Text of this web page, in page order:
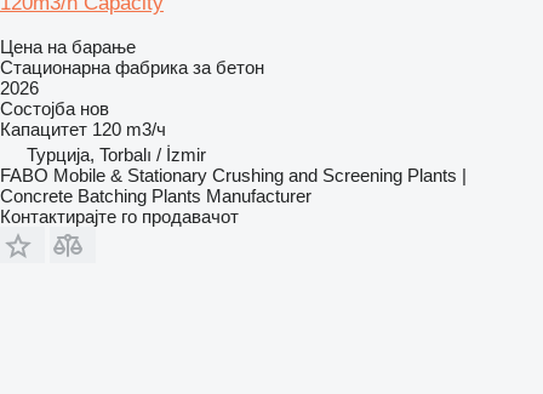
Цена на барање
Стационарна фабрика за бетон
2026
Состојба нов
Капацитет 120 m3/ч
Турција, Torbalı / İzmir
FABO Mobile & Stationary Crushing and Screening Plants |
Concrete Batching Plants Manufacturer
Контактирајте го продавачот